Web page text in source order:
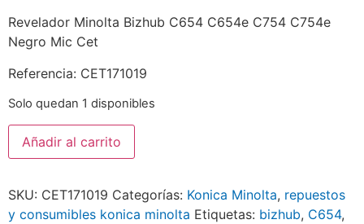
Revelador Minolta Bizhub C654 C654e C754 C754e
Negro Mic Cet
Referencia: CET171019
Solo quedan 1 disponibles
Añadir al carrito
SKU: CET171019 Categorías: Konica Minolta, repuestos
y consumibles konica minolta Etiquetas: bizhub, C654,